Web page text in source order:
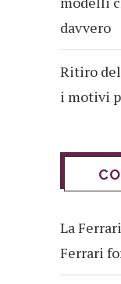
davvero
Ritiro
i motivi
La
Ferrari